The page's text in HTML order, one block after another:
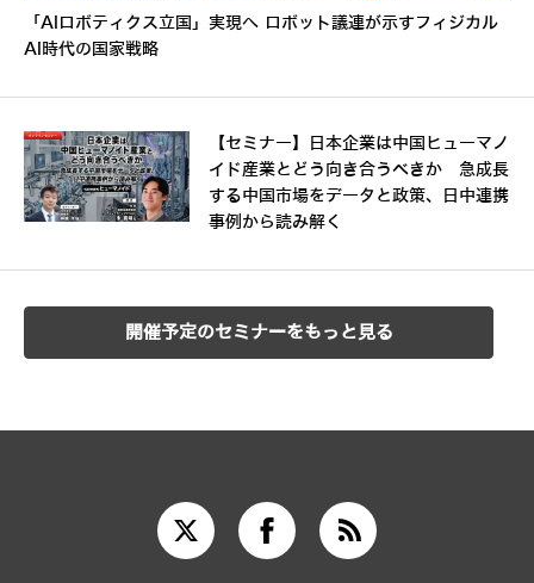
「AIロボティクス立国」実現へ ロボット議連が示すフィジカル
AI時代の国家戦略
【セミナー】日本企業は中国ヒューマノ
イド産業とどう向き合うべきか 急成長
する中国市場をデータと政策、日中連携
事例から読み解く
開催予定のセミナーをもっと見る